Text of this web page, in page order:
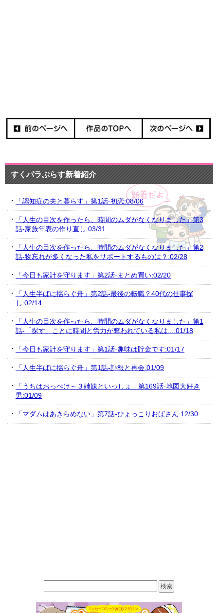
すくパラぷらす新着紹介
「認知症の夫と暮らす」第1話-初恋:08/06
「人生の目次を作ったら、時間のムダがなくなりました」第3
話-家族年表の作り直し:03/31
「人生の目次を作ったら、時間のムダがなくなりました」第2
話-物忘れが多くなった私をサポートするものは？:02/28
「今日も家計を守ります」第2話-まとめ買い:02/20
「人生半ばに揺らぐ舟」第2話-最後の転職？40代の仕事探
し:02/14
「人生の目次を作ったら、時間のムダがなくなりました」第1
話-「探す」ことに時間と労力が奪われている私は...:01/18
「今日も家計を守ります」第1話-趣味は貯金です:01/17
「人生半ばに揺らぐ舟」第1話-訃報と再会:01/09
「うちはおっぺけ～３姉妹といっしょ」第169話-地図大好き
男:01/09
「マダムはあきらめない」第7話-ひょっこりおばさん:12/30